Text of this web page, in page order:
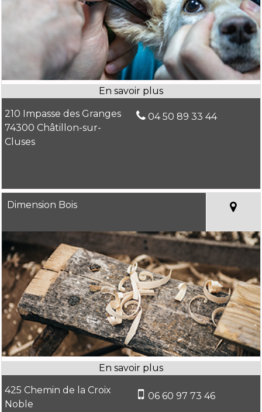
210 Impasse des Granges
74300 Châtillon-sur-
Cluses
04 50 89 33 44
Dimension Bois
425 Chemin de la Croix
Noble
06 60 97 73 46